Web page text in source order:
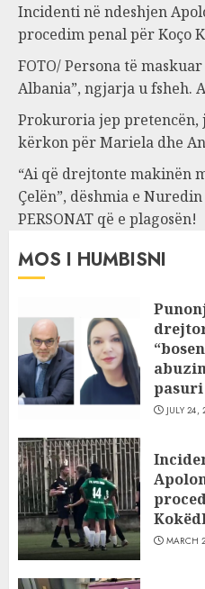
Incidenti në ndeshjen
procedim penal për Koço
FOTO/ Persona të
Albania”, ngjarja u fsheh.
Prokuroria jep pretencën,
kërkon për Mariela dhe
“Ai që drejtonte makinën
Çelën”, dëshmia e
PERSONAT që e plagosën!
MOS I HUMBISNI
JULY 24,
MARCH